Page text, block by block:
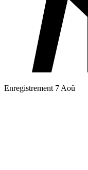
Enregistrement 7 Aoû